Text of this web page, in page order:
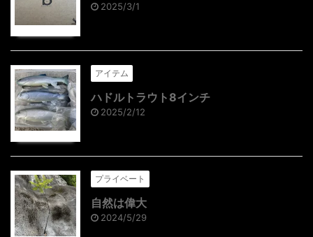
2025/3/1
アイテム
ハドルトラウト8インチ
2025/2/12
プライベート
自然は偉大
2024/5/29